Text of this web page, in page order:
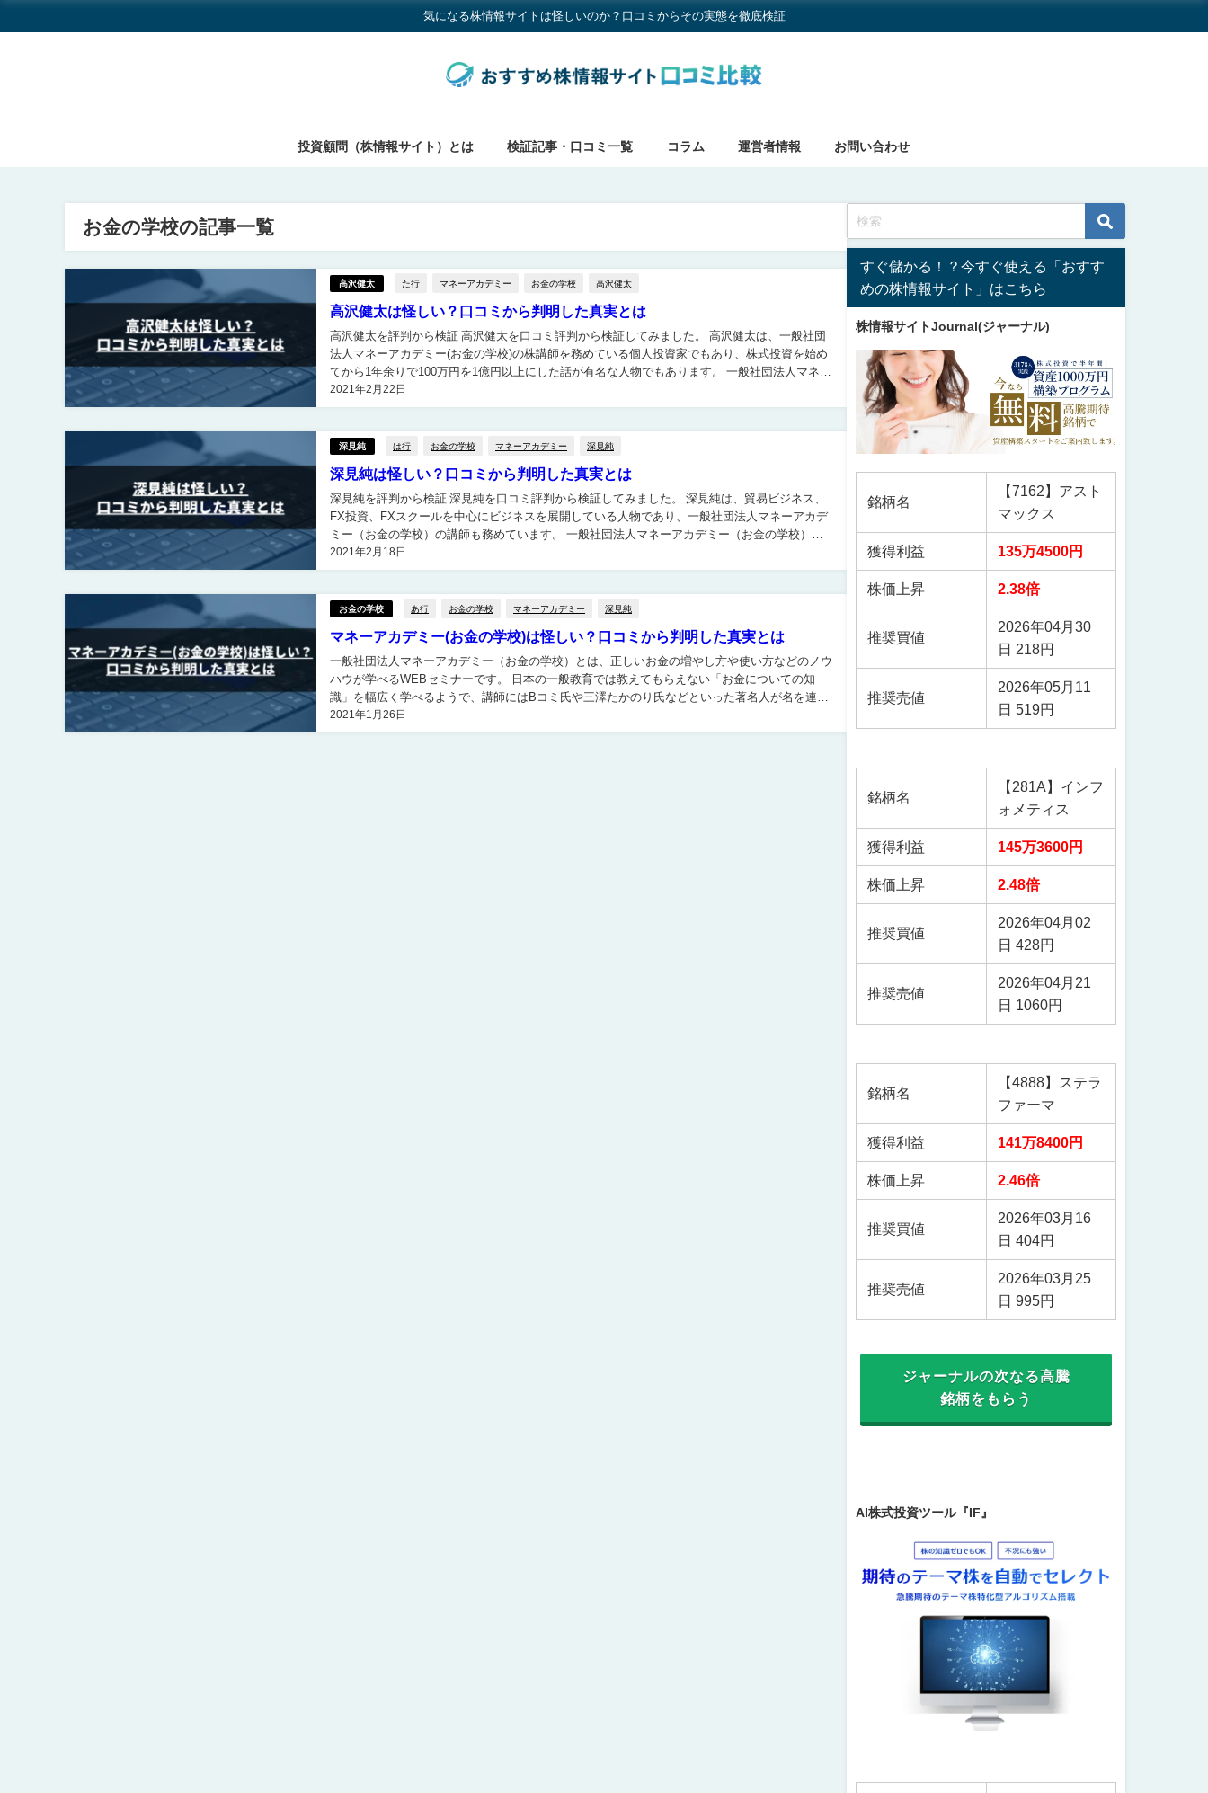
気になる株情報サイトは怪しいのか？口コミからその実態を徹底検証
投資顧問（株情報サイト）とは 検証記事・口コミ一覧 コラム 運営者情報 お問い合わせ
お金の学校の記事一覧
高沢健太 た行 マネーアカデミー お金の学校 高沢健太
高沢健太は怪しい？口コミから判明した真実とは
2021年2月22日
高沢健太を評判から検証 高沢健太を口コミ評判から検証してみました。 高沢健太は、一般社団
法人マネーアカデミー(お金の学校)の株講師を務めている個人投資家でもあり、株式投資を始め
てから1年余りで100万円を1億円以上にした話が有名な人物でもあります。 一般社団法人マネー
アカデミー（お金の学校）の方は評判はあまりよく...
深見純 は行 お金の学校 マネーアカデミー 深見純
深見純は怪しい？口コミから判明した真実とは
2021年2月18日
深見純を評判から検証 深見純を口コミ評判から検証してみました。 深見純は、貿易ビジネス、
FX投資、FXスクールを中心にビジネスを展開している人物であり、一般社団法人マネーアカデ
ミー（お金の学校）の講師も務めています。 一般社団法人マネーアカデミー（お金の学校）の
方は評判はあまりよくないようですが、深見純自体の評判...
お金の学校 あ行 お金の学校 マネーアカデミー 深見純
マネーアカデミー(お金の学校)は怪しい？口コミから判明した真実とは
2021年1月26日
一般社団法人マネーアカデミー（お金の学校）とは、正しいお金の増やし方や使い方などのノウ
ハウが学べるWEBセミナーです。 日本の一般教育では教えてもらえない「お金についての知
識」を幅広く学べるようで、講師にはBコミ氏や三澤たかのり氏などといった著名人が名を連ね
ています。 これだけ聞くと何だか有益なセミナーそうな印象...
すぐ儲かる！？今すぐ使える「おすす
めの株情報サイト」はこちら
株情報サイトJournal(ジャーナル)
銘柄名
【7162】アスト
マックス
獲得利益 135万4500円
株価上昇 2.38倍
推奨買値
2026年04月30
日 218円
推奨売値
2026年05月11
日 519円
銘柄名
【281A】インフ
ォメティス
獲得利益 145万3600円
株価上昇 2.48倍
推奨買値
2026年04月02
日 428円
推奨売値
2026年04月21
日 1060円
銘柄名
【4888】ステラ
ファーマ
獲得利益 141万8400円
株価上昇 2.46倍
推奨買値
2026年03月16
日 404円
推奨売値
2026年03月25
日 995円
ジャーナルの次なる高騰
銘柄をもらう
AI株式投資ツール『IF』